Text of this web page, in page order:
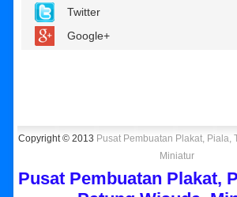
Twitter
Google+
Copyright © 2013 Pusat Pembuatan Plakat, Piala,
Miniatur
Pusat Pembuatan Plakat,